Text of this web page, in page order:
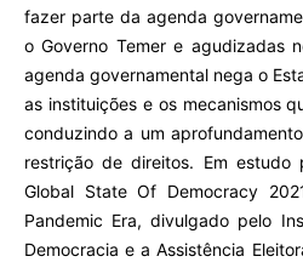
fazer parte da agenda
o Governo Temer e agudizadas
agenda governamental nega o
as instituições e os mecanismos
conduzindo a um
restrição de direitos. Em estudo
Global State Of Democracy
Pandemic Era, divulgado pelo
Democracia e a Assistência